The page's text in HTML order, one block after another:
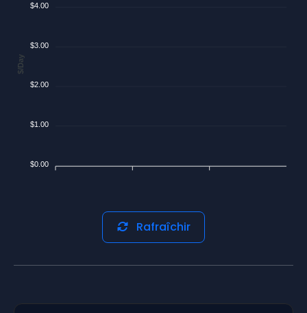
$4.00
$3.00
$2.00
$1.00
$0.00
$/Day
Rafraîchir